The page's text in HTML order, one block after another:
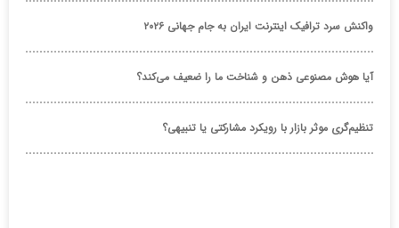
واکنش سرد ترافیک اینترنت ایران به جام جهانی ۲۰۲۶
آیا هوش مصنوعی ذهن و شناخت ما را ضعیف می‌کند؟
تنظیم‌گری موثر بازار با رویکرد مشارکتی یا تنبیهی؟